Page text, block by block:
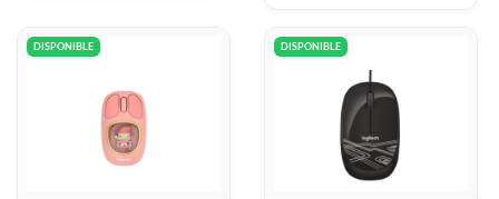
DISPONIBLE DISPONIBLE